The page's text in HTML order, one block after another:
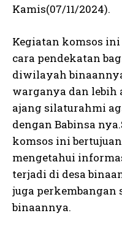
Kamis(07/11/2024).
Kegiatan komsos
cara pendekatan
diwilayah
warganya dan lebih
ajang silaturahmi
dengan Babinsa
komsos ini
mengetahui
terjadi di desa
juga
binaannya.